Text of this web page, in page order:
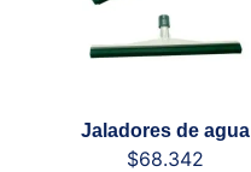
Jaladores de agua
$68.342